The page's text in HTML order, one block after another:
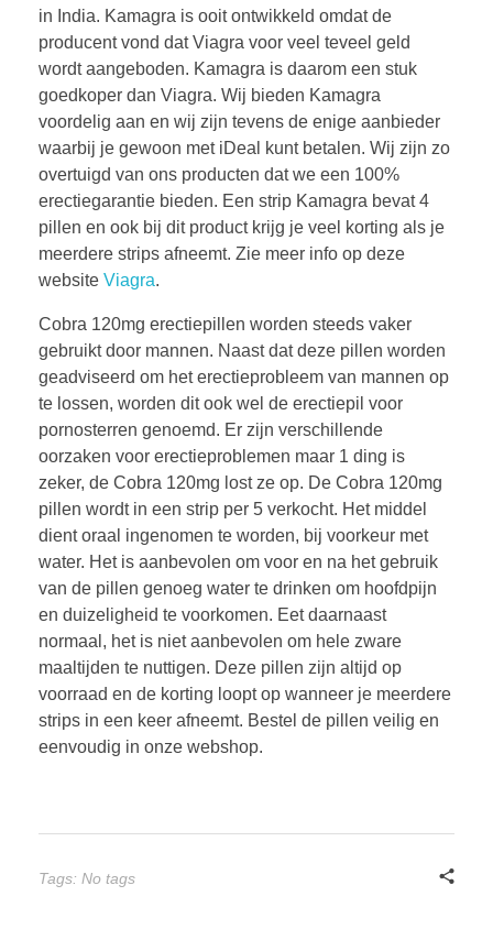
in India. Kamagra is ooit ontwikkeld omdat de
producent vond dat Viagra voor veel teveel geld
wordt aangeboden. Kamagra is daarom een stuk
goedkoper dan Viagra. Wij bieden Kamagra
voordelig aan en wij zijn tevens de enige aanbieder
waarbij je gewoon met iDeal kunt betalen. Wij zijn zo
overtuigd van ons producten dat we een 100%
erectiegarantie bieden. Een strip Kamagra bevat 4
pillen en ook bij dit product krijg je veel korting als je
meerdere strips afneemt. Zie meer info op deze
website Viagra.
Cobra 120mg erectiepillen worden steeds vaker
gebruikt door mannen. Naast dat deze pillen worden
geadviseerd om het erectieprobleem van mannen op
te lossen, worden dit ook wel de erectiepil voor
pornosterren genoemd. Er zijn verschillende
oorzaken voor erectieproblemen maar 1 ding is
zeker, de Cobra 120mg lost ze op. De Cobra 120mg
pillen wordt in een strip per 5 verkocht. Het middel
dient oraal ingenomen te worden, bij voorkeur met
water. Het is aanbevolen om voor en na het gebruik
van de pillen genoeg water te drinken om hoofdpijn
en duizeligheid te voorkomen. Eet daarnaast
normaal, het is niet aanbevolen om hele zware
maaltijden te nuttigen. Deze pillen zijn altijd op
voorraad en de korting loopt op wanneer je meerdere
strips in een keer afneemt. Bestel de pillen veilig en
eenvoudig in onze webshop.
Tags: No tags